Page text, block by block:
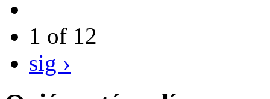
1 of 12
sig ›